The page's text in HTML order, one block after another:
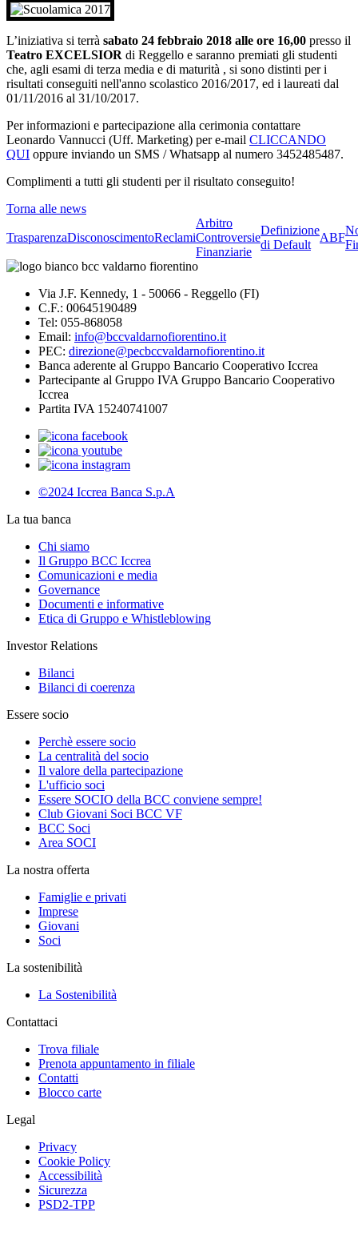
L’iniziativa si terrà sabato 24 febbraio 2018 alle ore 16,00 presso il
Teatro EXCELSIOR di Reggello e saranno premiati gli studenti
che, agli esami di terza media e di maturità , si sono distinti per i
risultati conseguiti nell'anno scolastico 2016/2017, ed i laureati dal
01/11/2016 al 31/10/2017.
Per informazioni e partecipazione alla cerimonia contattare
Leonardo Vannucci (Uff. Marketing) per e-mail CLICCANDO
QUI oppure inviando un SMS / Whatsapp al numero 3452485487.
Complimenti a tutti gli studenti per il risultato conseguito!
Torna alle news
TrasparenzaDisconoscimentoReclami
Arbitro
Controversie
Finanziarie
Definizione
di Default
ABF
Via J.F. Kennedy, 1 - 50066 - Reggello (FI)
C.F.: 00645190489
Tel: 055-868058
Email: info@bccvaldarnofiorentino.it
PEC: direzione@pecbccvaldarnofiorentino.it
Banca aderente al Gruppo Bancario Cooperativo Iccrea
Partecipante al Gruppo IVA Gruppo Bancario Cooperativo
Iccrea
Partita IVA 15240741007
©2024 Iccrea Banca S.p.A
La tua banca
Chi siamo
Il Gruppo BCC Iccrea
Comunicazioni e media
Governance
Documenti e informative
Etica di Gruppo e Whistleblowing
Investor Relations
Bilanci
Bilanci di coerenza
Essere socio
Perchè essere socio
La centralità del socio
Il valore della partecipazione
L'ufficio soci
Essere SOCIO della BCC conviene sempre!
Club Giovani Soci BCC VF
BCC Soci
Area SOCI
La nostra offerta
Famiglie e privati
Imprese
Giovani
Soci
La sostenibilità
La Sostenibilità
Contattaci
Trova filiale
Prenota appuntamento in filiale
Contatti
Blocco carte
Legal
Privacy
Cookie Policy
Accessibilità
Sicurezza
PSD2-TPP